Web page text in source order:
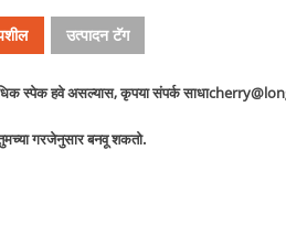
उत्पादन टॅग
स्पेक हवे असल्यास, कृपया संपर्क साधा
गरजेनुसार बनवू शकतो.